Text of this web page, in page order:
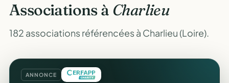
Associations à Charlieu
182 associations référencées à Charlieu (Loire).
ANNONCE